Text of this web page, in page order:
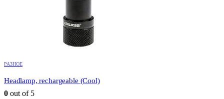
РАЗНОЕ
Headlamp, rechargeable (Cool)
0 out of 5